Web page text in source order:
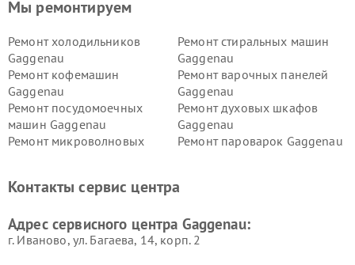
Мы ремонтируем
Ремонт холодильников
Gaggenau
Ремонт стиральных машин
Gaggenau
Ремонт кофемашин
Gaggenau
Ремонт варочных панелей
Gaggenau
Ремонт посудомоечных
машин Gaggenau
Ремонт духовых шкафов
Gaggenau
Ремонт микроволновых
Ремонт пароварок Gaggenau
Контакты сервис центра
Адрес сервисного центра Gaggenau:
г. Иваново, ул. Багаева, 14, корп. 2